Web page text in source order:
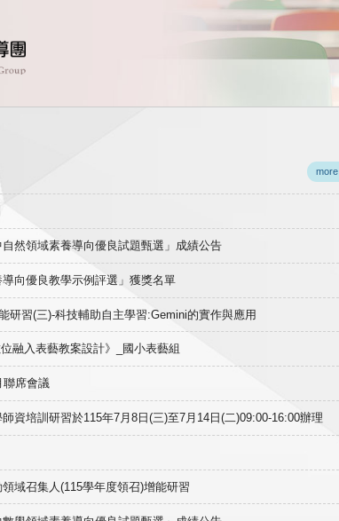
more
然領域素養導向優良試題甄選」成績公告
向優良教學示例評選」獲獎名單
研習(三)-科技輔助自主學習:Gemini的實作與應用
融入表藝教案設計》_國小表藝組
聯席會議
資培訓研習於115年7月8日(三)至7月14日(二)09:00-16:00辦理
域召集人(115學年度領召)增能研習